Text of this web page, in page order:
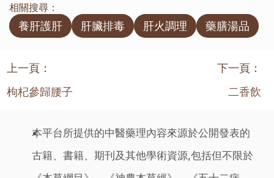
相關搜尋：
養肝護肝 肝臟排毒 肝火調理 藥膳湯品
上一頁：
枸杞參歸腰子
下一頁：
二香飲
本平台所提供的中醫藥理內容來源於公開發表的
古籍、書籍、期刊及其他學術資源,包括但不限於